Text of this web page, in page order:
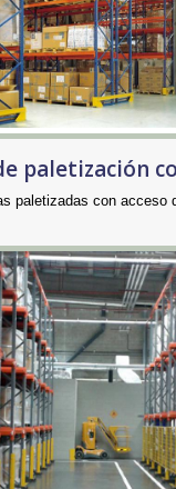
paletización
paletizadas con acceso